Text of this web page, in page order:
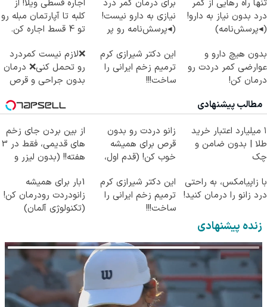
تنها راه رهایی از کمر
درد بدون نیاز به دارو!
(◂پرسش‌نامه)
برای درمان کمر درد
نیازی به دارو نیست!
(◂پرسش‌نامه رو پر
اجاره‌ قسطی ویلا! از
کلبه تا آپارتمان مبله رو
تو 4 قسط اجاره کن.
بدون هیچ دارو و
عوارضی کمر دردت رو
درمان کن!
این دکتر شیرازی کرم
ترمیم زخم ایرانی را
ساخت!!!
❌لازم نیست کمردرد
رو تحمل کنی❌ درمان
بدون جراحی و قرص
مطالب پیشنهادی
۱ میلیارد اعتبار خرید
طلا | بدون ضامن و
چک
زانو دردت رو بدون
قرص برای همیشه
خوب کن! (قدم اول،
از بین بردن جای زخم
های قدیمی، فقط در 3
هفته!! (بدون لیزر و
با زاپیامکس، به راحتی
درد زانو را درمان کنید!
این دکتر شیرازی کرم
ترمیم زخم ایرانی را
ساخت!!!
1بار برای همیشه
زانودردت رودرمان کن!
(تکنولوژی آلمان)
زنده پیشنهادی